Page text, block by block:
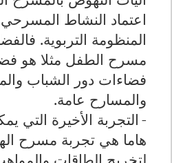
اعتماد النشاط
المنظومة التربوية.
مسرح الطفل مثلا هو
فضاءات دور الشباب
والمسارح عامة.
- التجربة الأخيرة التي
هاما هي تجربة مسرح